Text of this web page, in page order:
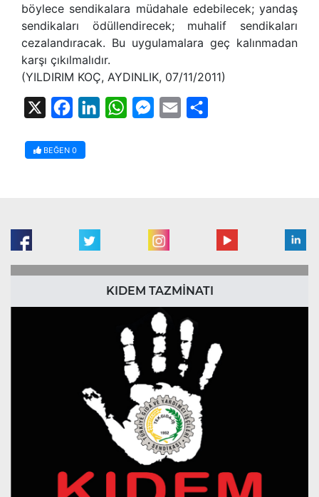
böylece sendikalara müdahale edebilecek; yandaş
sendikaları ödüllendirecek; muhalif sendikaları
cezalandıracak. Bu uygulamalara geç kalınmadan
karşı çıkılmalıdır.
(YILDIRIM KOÇ, AYDINLIK, 07/11/2011)
FacebookLinkedInWhatsAppMessenger
Email
BEĞEN 0
KIDEM TAZMİNATI